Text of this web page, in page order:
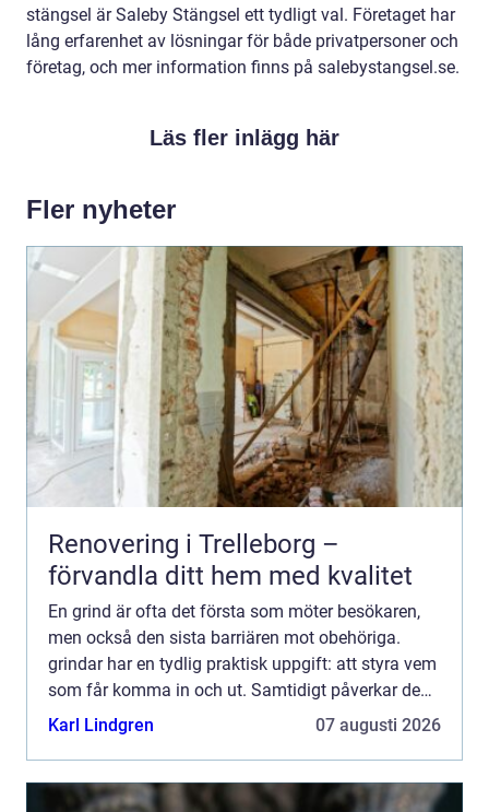
stängsel är Saleby Stängsel ett tydligt val. Företaget har
lång erfarenhet av lösningar för både privatpersoner och
företag, och mer information finns på salebystangsel.se.
Läs fler inlägg här
Fler nyheter
Renovering i Trelleborg –
förvandla ditt hem med kvalitet
En grind är ofta det första som möter besökaren,
men också den sista barriären mot obehöriga.
grindar har en tydlig praktisk uppgift: att styra vem
som får komma in och ut. Samtidigt påverkar de
helhetsintrycket av en fastighet, både visuellt och
Karl Lindgren 07 augusti 2026